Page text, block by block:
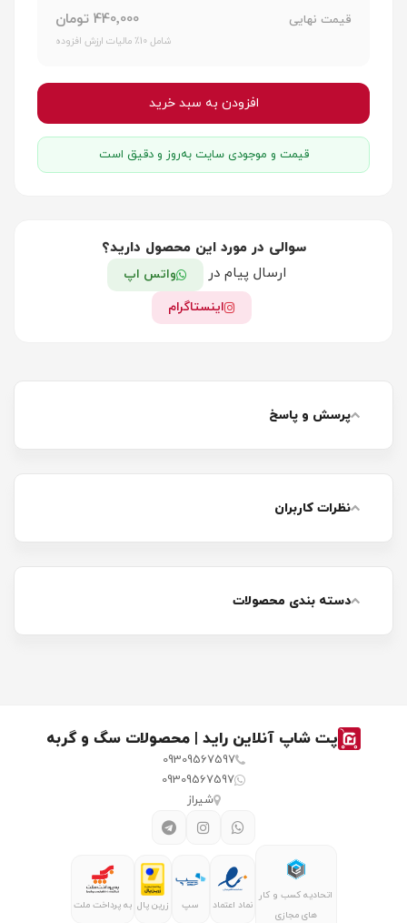
قیمت نهایی 440٬000 تومان
شامل 10٪ مالیات ارزش افزوده
افزودن به سبد خرید
قیمت و موجودی سایت به‌روز و دقیق است
سوالی در مورد این محصول دارید؟
ارسال پیام در
واتس اپ
اینستاگرام
پرسش و پاسخ
نظرات کاربران
دسته بندی محصولات
پت شاپ آنلاین راید | محصولات سگ و گربه
09309567597
09309567597
شیراز
اتحادیه کسب و کار
های مجازی
نماد اعتماد سپ زرین پال به پرداخت ملت